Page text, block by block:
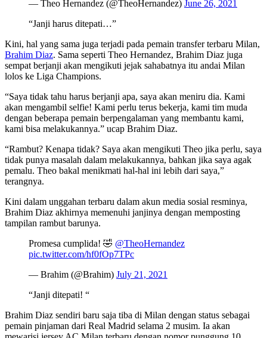
— Theo Hernandez (@TheoHernandez) June 26, 2021
“Janji harus ditepati…”
Kini, hal yang sama juga terjadi pada pemain transfer terbaru Milan,
Brahim Diaz. Sama seperti Theo Hernandez, Brahim Diaz juga
sempat berjanji akan mengikuti jejak sahabatnya itu andai Milan
lolos ke Liga Champions.
“Saya tidak tahu harus berjanji apa, saya akan meniru dia. Kami
akan mengambil selfie! Kami perlu terus bekerja, kami tim muda
dengan beberapa pemain berpengalaman yang membantu kami,
kami bisa melakukannya.” ucap Brahim Diaz.
“Rambut? Kenapa tidak? Saya akan mengikuti Theo jika perlu, saya
tidak punya masalah dalam melakukannya, bahkan jika saya agak
pemalu. Theo bakal menikmati hal-hal ini lebih dari saya,”
terangnya.
Kini dalam unggahan terbaru dalam akun media sosial resminya,
Brahim Diaz akhirnya memenuhi janjinya dengan memposting
tampilan rambut barunya.
Promesa cumplida! 🤣 @TheoHernandez
pic.twitter.com/hf0fOp7TPc
— Brahim (@Brahim) July 21, 2021
“Janji ditepati! “
Brahim Diaz sendiri baru saja tiba di Milan dengan status sebagai
pemain pinjaman dari Real Madrid selama 2 musim. Ia akan